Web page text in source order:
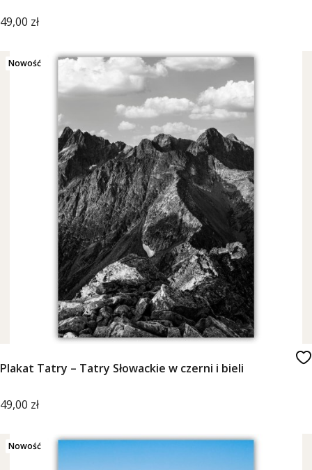
Cena
49,00 zł
Nowość
Plakat Tatry – Tatry Słowackie w czerni i bieli
Cena
49,00 zł
Nowość